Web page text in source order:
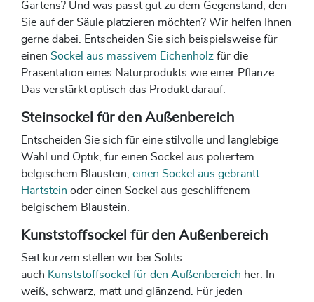
Gartens? Und was passt gut zu dem Gegenstand, den
Sie auf der Säule platzieren möchten? Wir helfen Ihnen
gerne dabei. Entscheiden Sie sich beispielsweise für
einen Sockel aus massivem Eichenholz für die
Präsentation eines Naturprodukts wie einer Pflanze.
Das verstärkt optisch das Produkt darauf.
Steinsockel für den Außenbereich
Entscheiden Sie sich für eine stilvolle und langlebige
Wahl und Optik, für einen Sockel aus poliertem
belgischem Blaustein, einen Sockel aus gebrantt
Hartstein oder einen Sockel aus geschliffenem
belgischem Blaustein.
Kunststoffsockel für den Außenbereich
Seit kurzem stellen wir bei Solits
auch Kunststoffsockel für den Außenbereich her. In
weiß, schwarz, matt und glänzend. Für jeden